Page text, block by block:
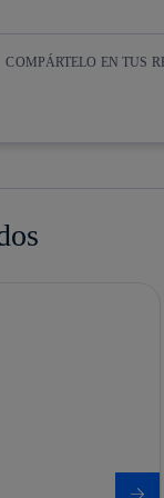
COMPÁRTELO EN TUS